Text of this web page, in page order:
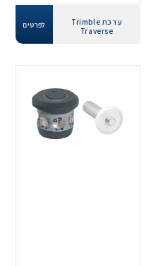
ערכת Trimble
Traverse
לפרטים